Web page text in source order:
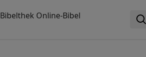
Bibelthek Online-Bibel